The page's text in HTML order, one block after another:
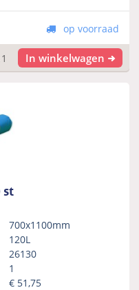
op voorraad
In winkelwagen
st
700x1100mm
120L
26130
1
€ 51,75